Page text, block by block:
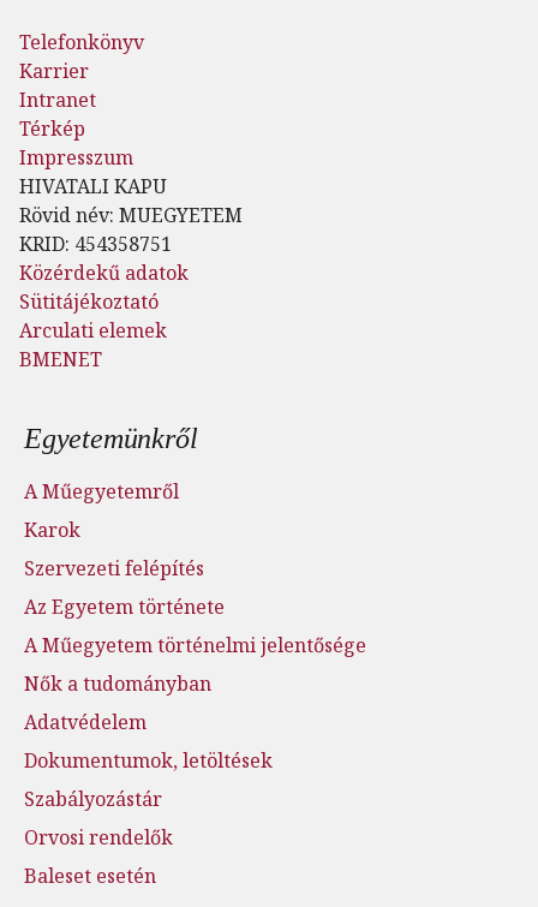
Telefonkönyv
Karrier
Intranet
Térkép
Impresszum
HIVATALI KAPU
Rövid név: MUEGYETEM
KRID: 454358751
Közérdekű adatok
Sütitájékoztató
Arculati elemek
BMENET
Lábléc menü
Egyetemünkről
A Műegyetemről
Karok
Szervezeti felépítés
Az Egyetem története
A Műegyetem történelmi jelentősége
Nők a tudományban
Adatvédelem
Dokumentumok, letöltések
Szabályozástár
Orvosi rendelők
Baleset esetén